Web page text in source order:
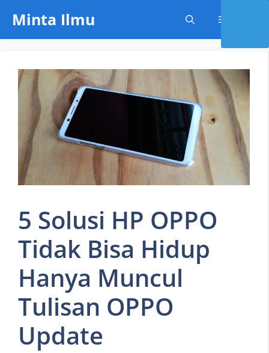
content
Minta Ilmu
5 Solusi HP OPPO
Tidak Bisa Hidup
Hanya Muncul
Tulisan OPPO
Update